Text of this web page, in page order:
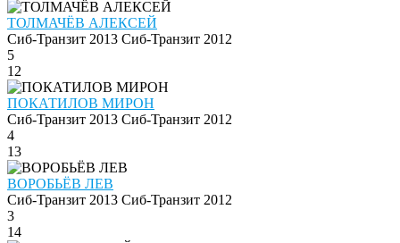
ТОЛМАЧЁВ АЛЕКСЕЙ
Сиб-Транзит 2013 Сиб-Транзит 2012
5
12
ПОКАТИЛОВ МИРОН
Сиб-Транзит 2013 Сиб-Транзит 2012
4
13
ВОРОБЬЁВ ЛЕВ
Сиб-Транзит 2013 Сиб-Транзит 2012
3
14